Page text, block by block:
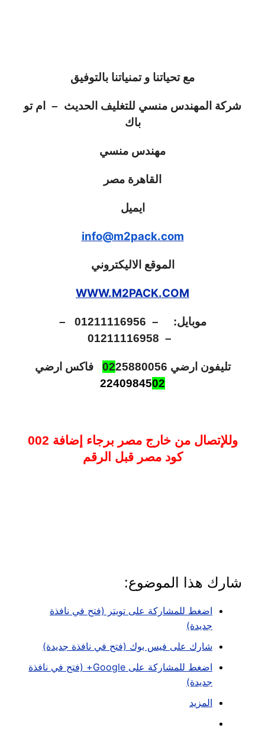
مع تحياتنا و تمنياتنا بالتوفيق
شركة المهندس منسي للتغليف الحديث –
ام تو
باك
مهندس منسي
القاهرة مصر
ايميل
info@m2pack.com
الموقع الاليكتروني
WWW.M2PACK.COM
موبايل: –
01211116956
–
–
01211116958
تليفون ارضي 0225880056
فاكس ارضي
02
22409845
وللإتصال من خارج مصر برجاء إضافة 002
كود مصر قبل الرقم
شارك هذا الموضوع:
اضغط للمشاركة على تويتر (فتح في نافذة
جديدة)
شارك على فيس بوك (فتح في نافذة جديدة)
اضغط للمشاركة على Google+ (فتح في نافذة
جديدة)
المزيد